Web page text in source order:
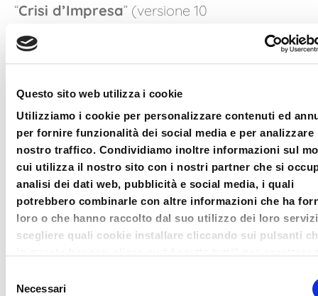
Questo sito web utilizza i cookie
Utilizziamo i cookie per personalizzare contenuti ed
per fornire funzionalità dei social media e per analizzare
nostro traffico. Condividiamo inoltre informazioni sul
cui utilizza il nostro sito con i nostri partner che si
analisi dei dati web, pubblicità e social media, i quali
potrebbero combinarle con altre informazioni che ha
loro o che hanno raccolto dal suo utilizzo dei loro
scegliere quali cookie installare cliccando sui pulsanti
i cookie che hai deciso di voler installare. Clicca su
delNecessari
“Crisi d’Impresa” (versione 10
aziende)
31/12/2023
Il corso è trasmesso in
diretta Webinar sulla
piattaforma certificata Bluenext.
E’ possibile partecipare alle
tappe in presenza, previa
registrazione e fino ad
esaurimento dei posti disponibili